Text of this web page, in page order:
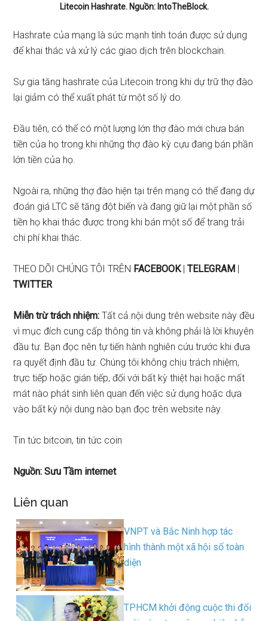
Litecoin Hashrate. Nguồn: IntoTheBlock.
Hashrate của mạng là sức mạnh tính toán được sử dụng
để khai thác và xử lý các giao dịch trên blockchain.
Sự gia tăng hashrate của Litecoin trong khi dự trữ thợ đào
lại giảm có thể xuất phát từ một số lý do.
Đầu tiên, có thể có một lượng lớn thợ đào mới chưa bán
tiền của họ trong khi những thợ đào kỳ cựu đang bán phần
lớn tiền của họ.
Ngoài ra, những thợ đào hiện tại trên mạng có thể đang dự
đoán giá LTC sẽ tăng đột biến và đang giữ lại một phần số
tiền họ khai thác được trong khi bán một số để trang trải
chi phí khai thác.
THEO DÕI CHÚNG TÔI TRÊN FACEBOOK|TELEGRAM |
TWITTER
Miễn trừ trách nhiệm: Tất cả nội dung trên website này đều
vì mục đích cung cấp thông tin và không phải là lời khuyên
đầu tư. Bạn đọc nên tự tiến hành nghiên cứu trước khi đưa
ra quyết định đầu tư. Chúng tôi không chịu trách nhiệm,
trực tiếp hoặc gián tiếp, đối với bất kỳ thiệt hại hoặc mất
mát nào phát sinh liên quan đến việc sử dụng hoặc dựa
vào bất kỳ nội dung nào bạn đọc trên website này.
Tin tức bitcoin, tin tức coin
Nguồn: Sưu Tầm internet
Liên quan
VNPT và Bắc Ninh hợp tác
hình thành một xã hội số toàn
diện
TPHCM khởi động cuộc thi đổi